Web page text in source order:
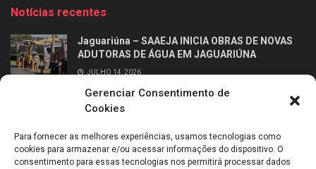
Gerenciar Consentimento de
Cookies
Para fornecer as melhores experiências, usamos tecnologias como
cookies para armazenar e/ou acessar informações do dispositivo. O
consentimento para essas tecnologias nos permitirá processar dados
Notícias recentes
Jaguariúna – SAAEJA INICIA OBRAS DE NOVAS
ADUTORAS DE ÁGUA EM JAGUARIÚNA
JULHO 14, 2026
Ribeirão Preto – Professor Alfabetizador chega
às salas de aula dos 2º anos da rede municipal
JULHO 14, 2026